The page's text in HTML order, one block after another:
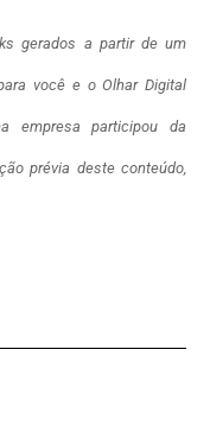
gerados a partir de um
você e o Olhar Digital
empresa participou da
prévia deste conteúdo,